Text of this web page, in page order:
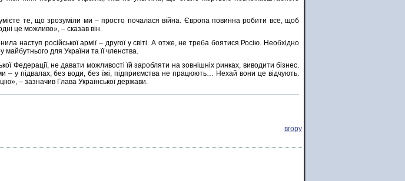
те, що зрозуміли ми – просто почалася війна. Європа повинна робити все, щоб
це можливо», – сказав він.
наступ російської армії – другої у світі. А отже, не треба боятися Росію. Необхідно
майбутнього для України та її членства.
Федерації, не давати можливості їй заробляти на зовнішніх ринках, виводити бізнес.
– у підвалах, без води, без їжі, підприємства не працюють… Нехай вони це відчують.
– зазначив Глава Української держави.
вгору